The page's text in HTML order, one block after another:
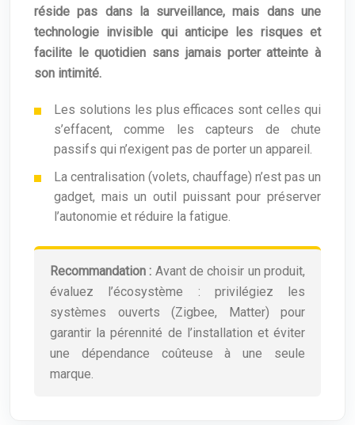
réside pas dans la surveillance, mais dans une
technologie invisible qui anticipe les risques et
facilite le quotidien sans jamais porter atteinte à
son intimité.
Les solutions les plus efficaces sont celles qui
s’effacent, comme les capteurs de chute
passifs qui n’exigent pas de porter un appareil.
La centralisation (volets, chauffage) n’est pas un
gadget, mais un outil puissant pour préserver
l’autonomie et réduire la fatigue.
Recommandation : Avant de choisir un produit,
évaluez l’écosystème : privilégiez les
systèmes ouverts (Zigbee, Matter) pour
garantir la pérennité de l’installation et éviter
une dépendance coûteuse à une seule
marque.